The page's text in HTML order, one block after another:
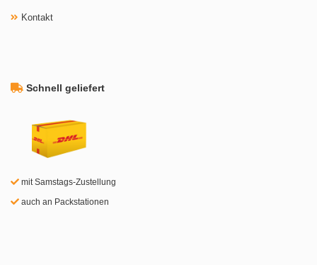
Kontakt
Schnell geliefert
mit Samstags-Zustellung
auch an Packstationen